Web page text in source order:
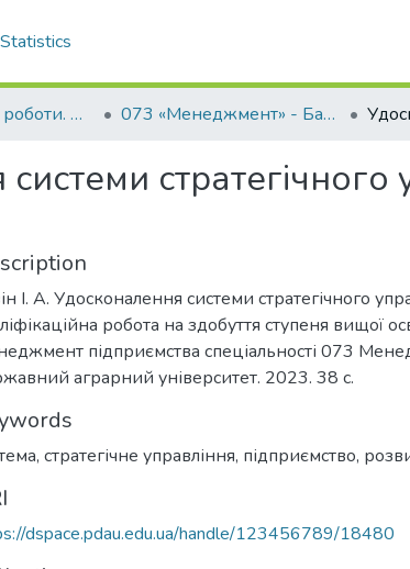
Statistics
Кваліфікаційні роботи. ННІ економіки, управління, права та ІТ 073 «Менеджмент» - Бакалаври 2022-2023
стратегічного
І. А. Удосконалення системи стратегічного
робота на здобуття ступеня вищої
підприємства спеціальності 073
аграрний університет. 2023. 38 с.
, стратегічне управління, підприємство,
dspace.pdau.edu.ua/handle/123456789/18480